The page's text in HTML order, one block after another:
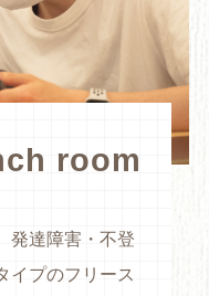
room
発達障害・不登
イプのフリース